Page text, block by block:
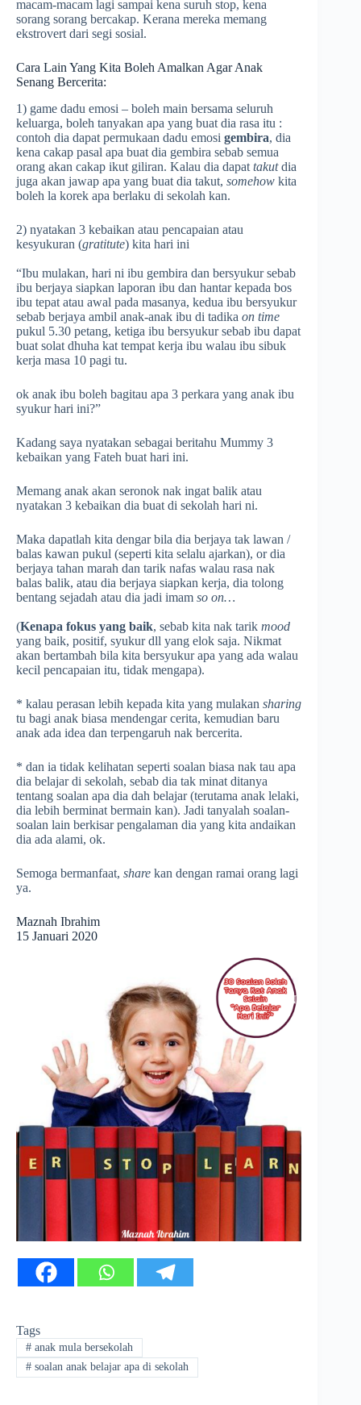
macam-macam lagi sampai kena suruh stop, kena
sorang sorang bercakap. Kerana mereka memang
ekstrovert dari segi sosial.
Cara Lain Yang Kita Boleh Amalkan Agar Anak
Senang Bercerita:
1) game dadu emosi – boleh main bersama seluruh
keluarga, boleh tanyakan apa yang buat dia rasa itu :
contoh dia dapat permukaan dadu emosi gembira, dia
kena cakap pasal apa buat dia gembira sebab semua
orang akan cakap ikut giliran. Kalau dia dapat takutdia
juga akan jawap apa yang buat dia takut, somehow kita
boleh la korek apa berlaku di sekolah kan.
2) nyatakan 3 kebaikan atau pencapaian atau
kesyukuran (gratitute) kita hari ini
“Ibu mulakan, hari ni ibu gembira dan bersyukur sebab
ibu berjaya siapkan laporan ibu dan hantar kepada bos
ibu tepat atau awal pada masanya, kedua ibu bersyukur
sebab berjaya ambil anak-anak ibu di tadika on time
pukul 5.30 petang, ketiga ibu bersyukur sebab ibu dapat
buat solat dhuha kat tempat kerja ibu walau ibu sibuk
kerja masa 10 pagi tu.
ok anak ibu boleh bagitau apa 3 perkara yang anak ibu
syukur hari ini?”
Kadang saya nyatakan sebagai beritahu Mummy 3
kebaikan yang Fateh buat hari ini.
Memang anak akan seronok nak ingat balik atau
nyatakan 3 kebaikan dia buat di sekolah hari ni.
Maka dapatlah kita dengar bila dia berjaya tak lawan /
balas kawan pukul (seperti kita selalu ajarkan), or dia
berjaya tahan marah dan tarik nafas walau rasa nak
balas balik, atau dia berjaya siapkan kerja, dia tolong
bentang sejadah atau dia jadi imam so on…
(Kenapa fokus yang baik, sebab kita nak tarik mood
yang baik, positif, syukur dll yang elok saja. Nikmat
akan bertambah bila kita bersyukur apa yang ada walau
kecil pencapaian itu, tidak mengapa).
* kalau perasan lebih kepada kita yang mulakan sharing
tu bagi anak biasa mendengar cerita, kemudian baru
anak ada idea dan terpengaruh nak bercerita.
* dan ia tidak kelihatan seperti soalan biasa nak tau apa
dia belajar di sekolah, sebab dia tak minat ditanya
tentang soalan apa dia dah belajar (terutama anak lelaki,
dia lebih berminat bermain kan). Jadi tanyalah soalan-
soalan lain berkisar pengalaman dia yang kita andaikan
dia ada alami, ok.
Semoga bermanfaat, share kan dengan ramai orang lagi
ya.
Maznah Ibrahim
15 Januari 2020
Tags
#anak mula bersekolah
#soalan anak belajar apa di sekolah